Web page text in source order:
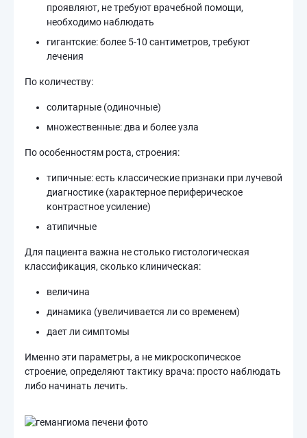
проявляют, не требуют врачебной помощи,
необходимо наблюдать
гигантские: более 5-10 сантиметров, требуют
лечения
По количеству:
солитарные (одиночные)
множественные: два и более узла
По особенностям роста, строения:
типичные: есть классические признаки при лучевой
диагностике (характерное периферическое
контрастное усиление)
атипичные
Для пациента важна не столько гистологическая
классификация, сколько клиническая:
величина
динамика (увеличивается ли со временем)
дает ли симптомы
Именно эти параметры, а не микроскопическое
строение, определяют тактику врача: просто наблюдать
либо начинать лечить.